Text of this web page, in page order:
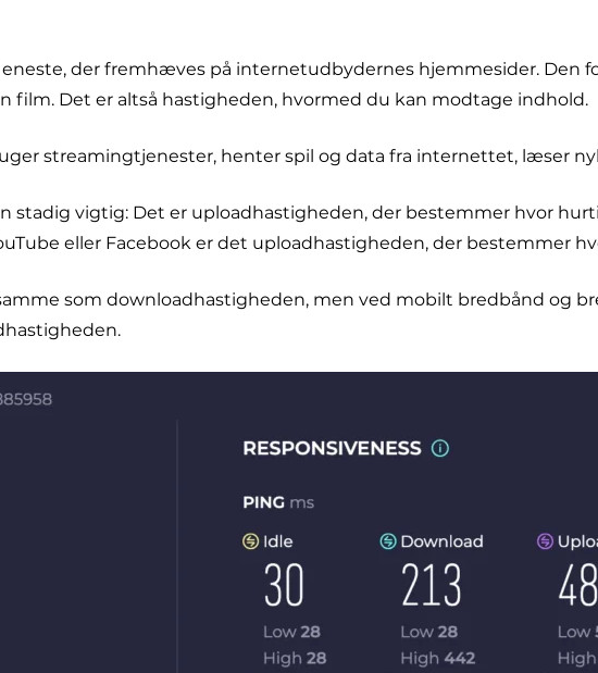
der fremhæves på internetudbydernes hjemmesider. Den
film. Det er altså hastigheden, hvormed du kan modtage indhold.
streamingtjenester, henter spil og data fra internettet, læser
stadig vigtig: Det er uploadhastigheden, der bestemmer hvor
eller Facebook er det uploadhastigheden, der bestemmer
som downloadhastigheden, men ved mobilt bredbånd og